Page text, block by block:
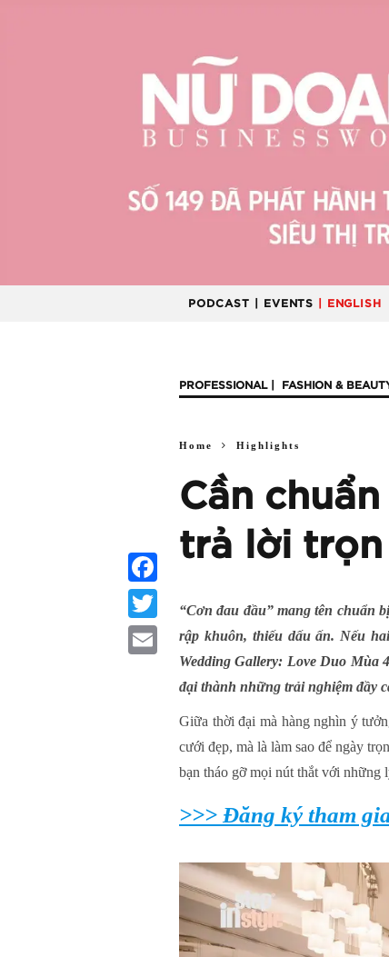
PODCAST | EVENTS | ENGLISH
PROFESSIONAL FASHION &
Home Highlights
Cần
trả lời trọn
“Cơn đau đầu” mang tên chuẩn
rập khuôn, thiếu dấu ấn. Nếu
Wedding Gallery: Love Duo Mùa 4
đại thành những trải nghiệm đầy
Giữa thời đại mà hàng nghìn ý
cưới đẹp, mà là làm sao để ngày
bạn tháo gỡ mọi nút thắt với những
>>> Đăng ký tham
Facebook
Twitter